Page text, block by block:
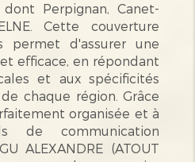
Perpignan, Canet-
Cette couverture
permet d'assurer une
efficace, en répondant
et aux spécificités
chaque région. Grâce
organisée et à
de communication
ALEXANDRE (ATOUT